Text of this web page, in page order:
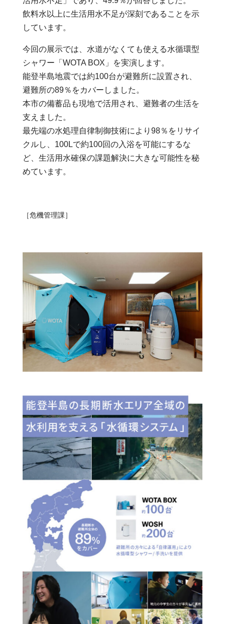
飲料水以上に生活用水不足が深刻であることを示
しています。
今回の展示では、水道がなくても使える水循環型
シャワー「WOTA BOX」を実演します。
能登半島地震では約100台が避難所に設置され、
避難所の89％をカバーしました。
本市の備蓄品も現地で活用され、避難者の生活を
支えました。
最先端の水処理自律制御技術により98％をリサイ
クルし、100Lで約100回の入浴を可能にするな
ど、生活用水確保の課題解決に大きな可能性を秘
めています。
［危機管理課］